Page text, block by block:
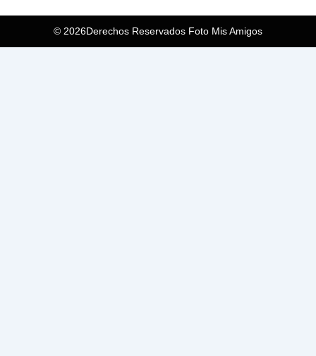
© 2026Derechos Reservados Foto Mis Amigos